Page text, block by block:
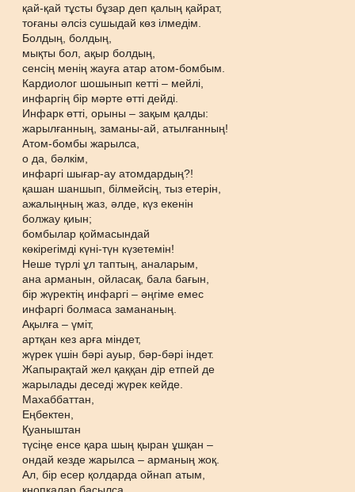
қай-қай тұсты бұзар деп қалың қайрат,
тоғаны әлсіз сушыдай көз ілмедім.
Болдың, болдың,
мықты бол, ақыр болдың,
сенсің менің жауға атар атом-бомбым.
Кардиолог шошынып кетті – мейлі,
инфаргің бір мәрте өтті дейді.
Инфарк өтті, орыны – зақым қалды:
жарылғанның, заманы-ай, атылғанның!
Атом-бомбы жарылса,
о да, бәлкім,
инфаргі шығар-ау атомдардың?!
қашан шаншып, білмейсің, тыз етерін,
ажалыңның жаз, әлде, күз екенін
болжау қиын;
бомбылар қоймасындай
көкірегімді күні-түн күзетемін!
Неше түрлі ұл таптың, аналарым,
ана арманын, ойласақ, бала бағын,
бір жүректің инфаргі – әңгіме емес
инфаргі болмаса замананың.
Ақылға – үміт,
артқан кез арға міндет,
жүрек үшін бәрі ауыр, бәр-бәрі індет.
Жапырақтай жел қаққан дір етпей де
жарылады деседі жүрек кейде.
Махаббаттан,
Еңбектен,
Қуаныштан
түсіңе енсе қара шың қыран ұшқан –
ондай кезде жарылса – арманың жоқ.
Ал, бір есер қолдарда ойнап атым,